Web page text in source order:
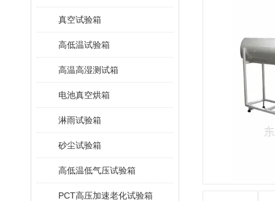
真空试验箱
高低温试验箱
高温高湿测试箱
电池真空烘箱
淋雨试验箱
砂尘试验箱
高低温低气压试验箱
PCT高压加速老化试验箱